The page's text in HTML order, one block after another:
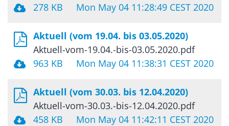
278 KB
Mon May 04 11:28:49 CEST 2020
Aktuell (vom 19.04. bis 03.05.2020)
Aktuell-vom-19.04.-bis-03.05.2020.pdf
963 KB
Mon May 04 11:38:31 CEST 2020
Aktuell (vom 30.03. bis 12.04.2020)
Aktuell-vom-30.03.-bis-12.04.2020.pdf
458 KB
Mon May 04 11:42:11 CEST 2020